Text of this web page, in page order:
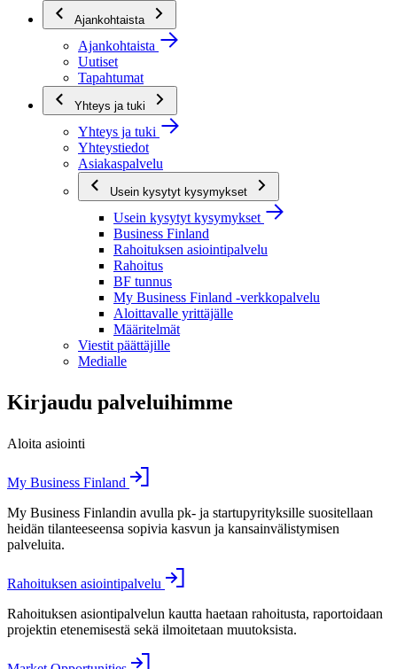
Ajankohtaista
Ajankohtaista
Uutiset
Tapahtumat
Yhteys ja tuki
Yhteys ja tuki
Yhteystiedot
Asiakaspalvelu
Usein kysytyt kysymykset
Usein kysytyt kysymykset
Business Finland
Rahoituksen asiointipalvelu
Rahoitus
BF tunnus
My Business Finland -verkkopalvelu
Aloittavalle yrittäjälle
Määritelmät
Viestit päättäjille
Medialle
Kirjaudu palveluihimme
Aloita asiointi
My Business Finland
My Business Finlandin avulla pk- ja startupyrityksille suositellaan
heidän tilanteeseensa sopivia kasvun ja kansainvälistymisen
palveluita.
Rahoituksen asiointipalvelu
Rahoituksen asiontipalvelun kautta haetaan rahoitusta, raportoidaan
projektin etenemisestä sekä ilmoitetaan muutoksista.